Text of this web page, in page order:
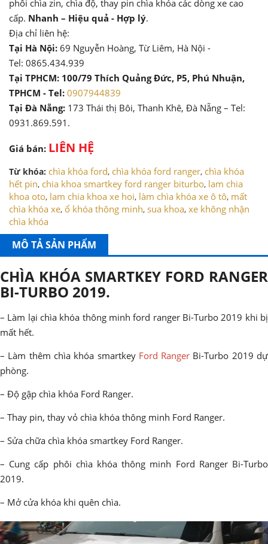
phôi chìa zin, chìa độ, thay pin chìa khóa các dòng xe cao
cấp. Nhanh – Hiệu quả - Hợp lý.
Địa chỉ liên hệ:
Tại Hà Nội: 69 Nguyễn Hoàng, Từ Liêm, Hà Nội -
Tel: 0865.434.939
Tại TPHCM: 100/79 Thích Quảng Đức, P5, Phú Nhuận,
TPHCM - Tel: 0907944839
Tại Đà Nẵng: 173 Thái thị Bôi, Thanh Khê, Đà Nẵng – Tel:
0931.869.591.
Giá bán: LIÊN HỆ
Từ khóa: chìa khóa ford, chìa khóa ford ranger, chìa khóa
hết pin, chia khoa smartkey ford ranger biturbo, lam chia
khoa oto, lam chia khoa xe hoi, làm chìa khóa xe ô tô, mất
chìa khóa xe, ổ khóa thông minh, sua khoa, xe không nhận
chìa khóa
MÔ TẢ SẢN PHẨM
CHÌA KHÓA SMARTKEY FORD RANGER
BI-TURBO 2019.
– Làm lại chìa khóa thông minh ford ranger Bi-Turbo 2019 khi bị
mất hết.
– Làm thêm chìa khóa smartkey Ford Ranger Bi-Turbo 2019 dự
phòng.
– Độ gập chìa khóa Ford Ranger.
– Thay pin, thay vỏ chìa khóa thông minh Ford Ranger.
– Sửa chữa chìa khóa smartkey Ford Ranger.
– Cung cấp phôi chìa khóa thông minh Ford Ranger Bi-Turbo
2019.
– Mở cửa khóa khi quên chìa.